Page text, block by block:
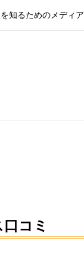
知るためのメディア
コミ